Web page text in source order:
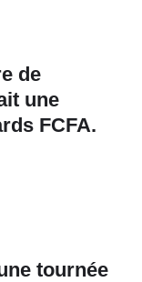
de
une
FCFA.
tournée